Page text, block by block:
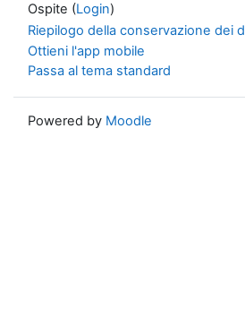
Ospite (Login)
Riepilogo della conservazione dei
Ottieni l'app mobile
Passa al tema standard
Powered by Moodle